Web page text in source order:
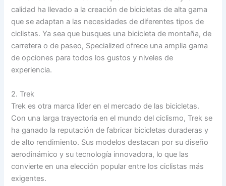
calidad ha llevado a la creación de bicicletas de alta gama
que se adaptan a las necesidades de diferentes tipos de
ciclistas. Ya sea que busques una bicicleta de montaña, de
carretera o de paseo, Specialized ofrece una amplia gama
de opciones para todos los gustos y niveles de
experiencia.
2. Trek
Trek es otra marca líder en el mercado de las bicicletas.
Con una larga trayectoria en el mundo del ciclismo, Trek se
ha ganado la reputación de fabricar bicicletas duraderas y
de alto rendimiento. Sus modelos destacan por su diseño
aerodinámico y su tecnología innovadora, lo que las
convierte en una elección popular entre los ciclistas más
exigentes.